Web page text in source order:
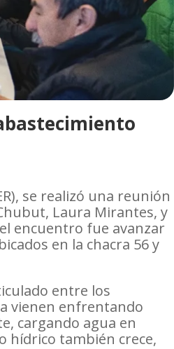
se realizó una reunión
Laura Mirantes, y
encuentro fue avanzar
en la chacra 56 y
entre los
vienen enfrentando
cargando agua en
hídrico también crece,